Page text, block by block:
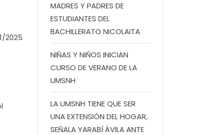
2025
MADRES Y PADRES DE
ESTUDIANTES DEL
BACHILLERATO NICOLAITA
NIÑAS Y NIÑOS INICIAN
CURSO DE VERANO DE LA
UMSNH
LA UMSNH TIENE QUE SER
UNA EXTENSIÓN DEL HOGAR,
SEÑALA YARABÍ ÁVILA ANTE